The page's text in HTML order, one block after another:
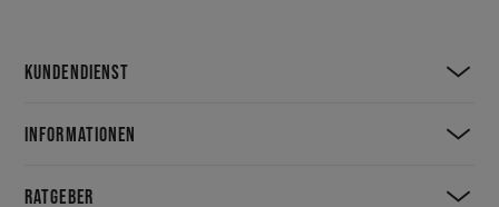
KUNDENDIENST
INFORMATIONEN
RATGEBER